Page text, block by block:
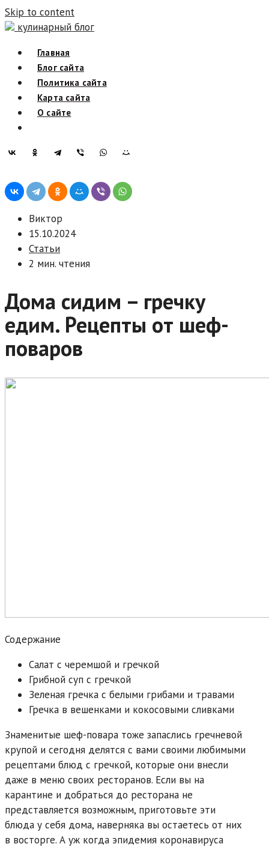
Skip to content
кулинарный блог
Главная
Блог сайта
Политика сайта
Карта сайта
О сайте
Виктор
15.10.2024
Статьи
2 мин. чтения
Дома сидим – гречку
едим. Рецепты от шеф-
поваров
Содержание
Салат с черемшой и гречкой
Грибной суп с гречкой
Зеленая гречка с белыми грибами и травами
Гречка в вешенками и кокосовыми сливками
Знаменитые шеф-повара тоже запаслись гречневой
крупой и сегодня делятся с вами своими любимыми
рецептами блюд с гречкой, которые они внесли
даже в меню своих ресторанов. Если вы на
карантине и добраться до ресторана не
представляется возможным, приготовьте эти
блюда у себя дома, наверняка вы остаетесь от них
в восторге. А уж когда эпидемия коронавируса